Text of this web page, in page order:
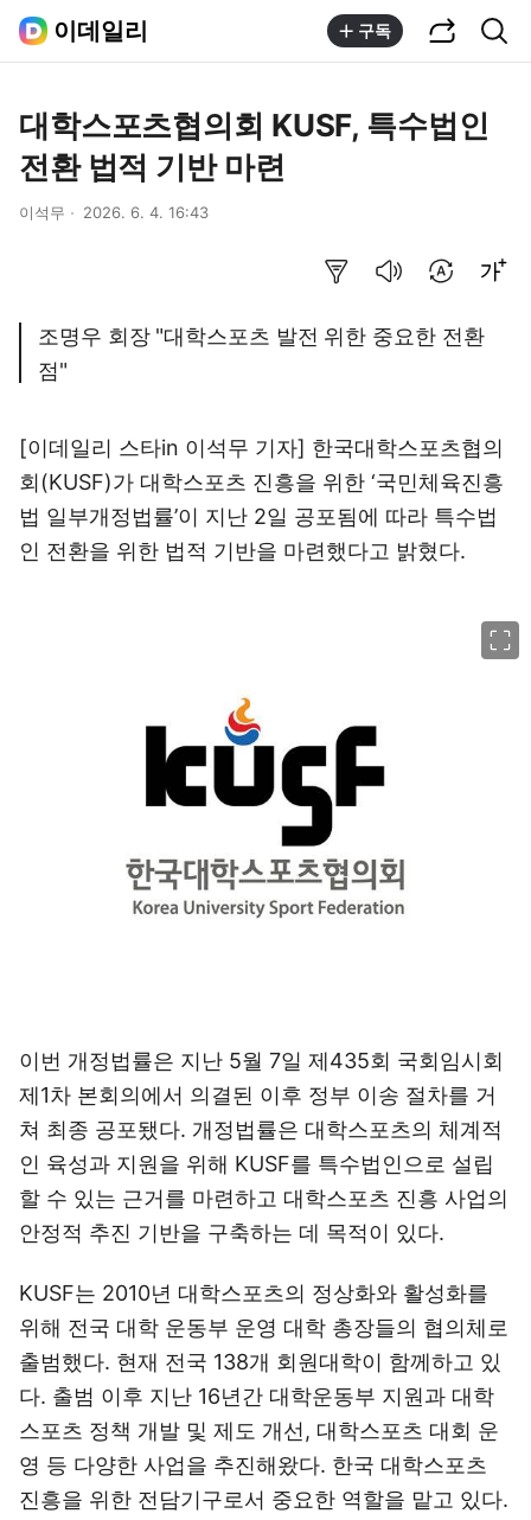
이데일리 구독
대학스포츠협의회 KUSF, 특수법인
전환 법적 기반 마련
이석무 2026. 6. 4. 16:43
조명우 회장 "대학스포츠 발전 위한 중요한 전환
점"
[이데일리 스타in 이석무 기자] 한국대학스포츠협의
회(KUSF)가 대학스포츠 진흥을 위한 ‘국민체육진흥
법 일부개정법률’이 지난 2일 공포됨에 따라 특수법
인 전환을 위한 법적 기반을 마련했다고 밝혔다.
이번 개정법률은 지난 5월 7일 제435회 국회임시회
제1차 본회의에서 의결된 이후 정부 이송 절차를 거
쳐 최종 공포됐다. 개정법률은 대학스포츠의 체계적
인 육성과 지원을 위해 KUSF를 특수법인으로 설립
할 수 있는 근거를 마련하고 대학스포츠 진흥 사업의
안정적 추진 기반을 구축하는 데 목적이 있다.
KUSF는 2010년 대학스포츠의 정상화와 활성화를
위해 전국 대학 운동부 운영 대학 총장들의 협의체로
출범했다. 현재 전국 138개 회원대학이 함께하고 있
다. 출범 이후 지난 16년간 대학운동부 지원과 대학
스포츠 정책 개발 및 제도 개선, 대학스포츠 대회 운
영 등 다양한 사업을 추진해왔다. 한국 대학스포츠
진흥을 위한 전담기구로서 중요한 역할을 맡고 있다.